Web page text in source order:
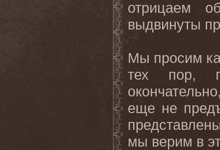
отрицаем
выдвинуты
Мы просим
тех пор,
еще не
мы верим в